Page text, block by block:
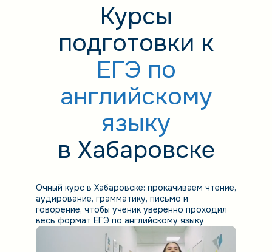
Курсы
подготовки к
ЕГЭ по
английскому
языку
в Хабаровске
Очный курс в Хабаровске: прокачиваем чтение,
аудирование, грамматику, письмо и
говорение, чтобы ученик уверенно проходил
весь формат ЕГЭ по английскому языку